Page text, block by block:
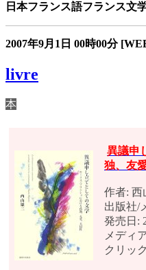
日本フランス語フランス文
2007年9月1日 00時00分
livre
本
異議申
独、友
作者: 西
出版社/
発売日:
メディ
クリッ